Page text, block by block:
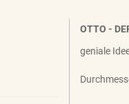
OTTO -
geniale